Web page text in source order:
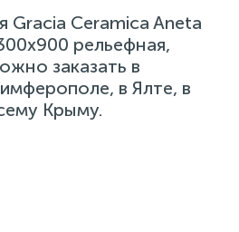
Gracia Ceramica Aneta
рельефная,
заказать в
в Ялте, в
Крыму.